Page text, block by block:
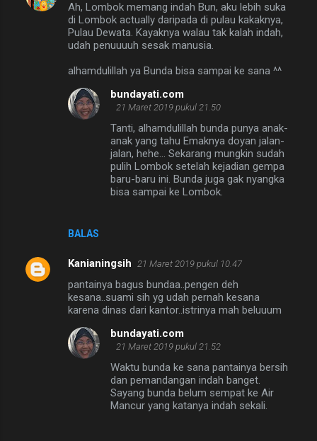
Ah, Lombok memang indah Bun, aku lebih suka
di Lombok actually daripada di pulau kakaknya,
Pulau Dewata. Kayaknya walau tak kalah indah,
udah penuuuuh sesak manusia.
alhamdulillah ya Bunda bisa sampai ke sana ^^
BALAS
bundayati.com
21 Maret 2019 pukul 21.50
Tanti, alhamdulillah bunda punya anak-
anak yang tahu Emaknya doyan jalan-
jalan, hehe... Sekarang mungkin sudah
pulih Lombok setelah kejadian gempa
baru-baru ini. Bunda juga gak nyangka
bisa sampai ke Lombok.
Kanianingsih 21 Maret 2019 pukul 10.47
pantainya bagus bundaa..pengen deh
kesana..suami sih yg udah pernah kesana
karena dinas dari kantor..istrinya mah beluuum
bundayati.com
21 Maret 2019 pukul 21.52
Waktu bunda ke sana pantainya bersih
dan pemandangan indah banget.
Sayang bunda belum sempat ke Air
Mancur yang katanya indah sekali.